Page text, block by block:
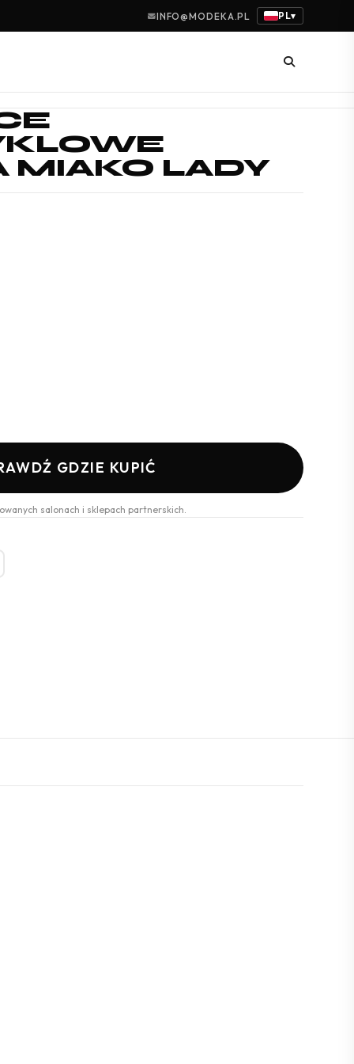
INFO@MODEKA.PL PL▾
MIAKO LADY
GDZIE KUPIĆ
salonach i sklepach partnerskich.